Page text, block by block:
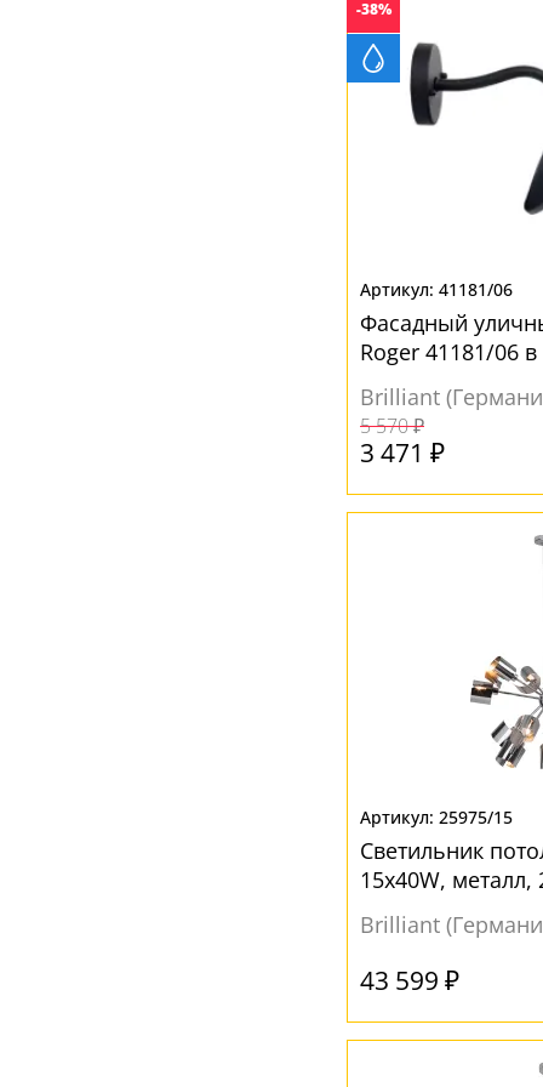
-38%
41181/06
Фасадный
Roger 41181/06
Brilliant
5 570 ₽
3 471 ₽
25975/15
Светильник
15х40W, металл,
стиле лофт
Brilliant
43 599 ₽